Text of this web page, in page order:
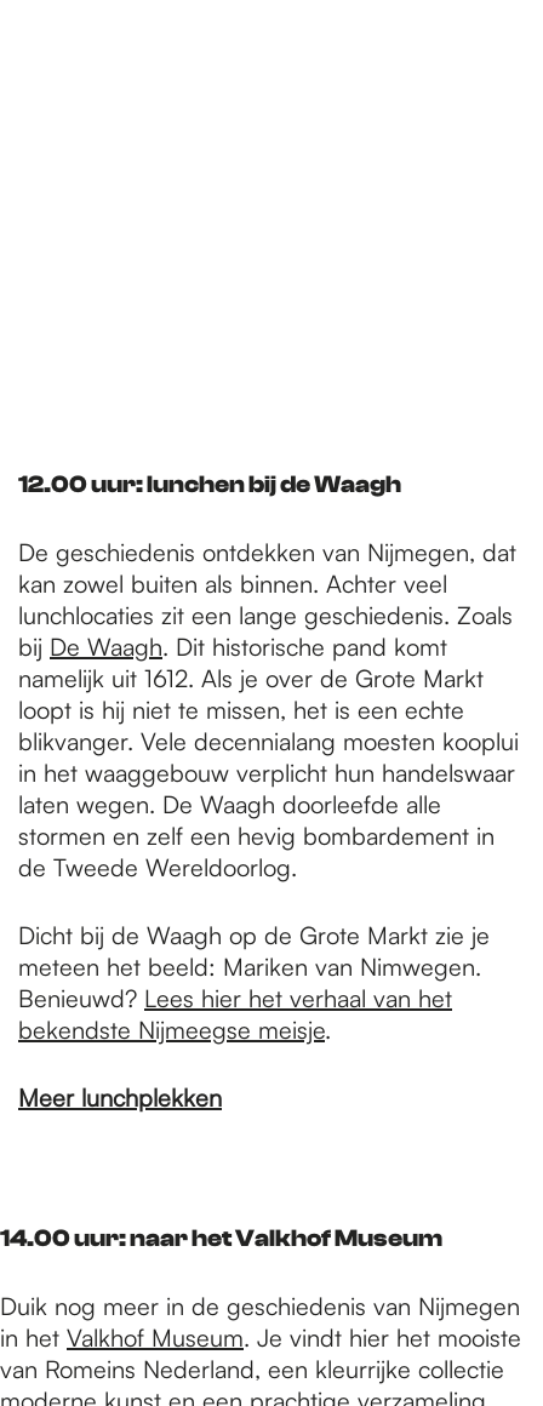
12.00 uur: lunchen bij de Waagh
De geschiedenis ontdekken van Nijmegen, dat
kan zowel buiten als binnen. Achter veel
lunchlocaties zit een lange geschiedenis. Zoals
bij De Waagh. Dit historische pand komt
namelijk uit 1612. Als je over de Grote Markt
loopt is hij niet te missen, het is een echte
blikvanger. Vele decennialang moesten kooplui
in het waaggebouw verplicht hun handelswaar
laten wegen. De Waagh doorleefde alle
stormen en zelf een hevig bombardement in
de Tweede Wereldoorlog.
Dicht bij de Waagh op de Grote Markt zie je
meteen het beeld: Mariken van Nimwegen.
Benieuwd? Lees hier het verhaal van het
bekendste Nijmeegse meisje.
Meer lunchplekken
14.00 uur: naar het Valkhof Museum
Duik nog meer in de geschiedenis van Nijmegen
in het Valkhof Museum. Je vindt hier het mooiste
van Romeins Nederland, een kleurrijke collectie